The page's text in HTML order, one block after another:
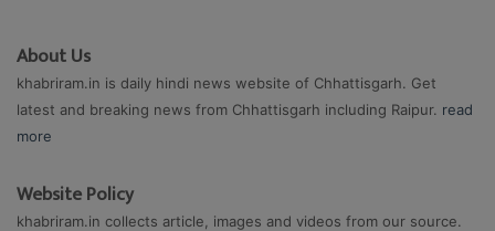
About Us
khabriram.in is daily hindi news website of Chhattisgarh. Get
latest and breaking news from Chhattisgarh including Raipur. read
more
Website Policy
khabriram.in collects article, images and videos from our source.